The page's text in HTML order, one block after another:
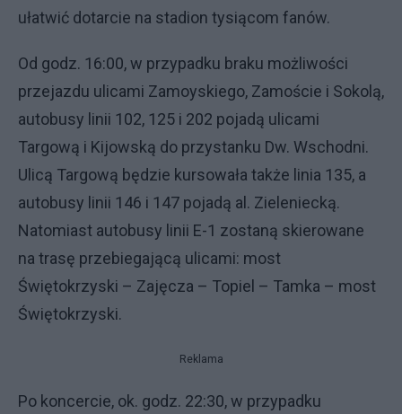
ułatwić dotarcie na stadion tysiącom fanów.
Od godz. 16:00, w przypadku braku możliwości
przejazdu ulicami Zamoyskiego, Zamoście i Sokolą,
autobusy linii 102, 125 i 202 pojadą ulicami
Targową i Kijowską do przystanku Dw. Wschodni.
Ulicą Targową będzie kursowała także linia 135, a
autobusy linii 146 i 147 pojadą al. Zieleniecką.
Natomiast autobusy linii E-1 zostaną skierowane
na trasę przebiegającą ulicami: most
Świętokrzyski – Zajęcza – Topiel – Tamka – most
Świętokrzyski.
Reklama
Po koncercie, ok. godz. 22:30, w przypadku